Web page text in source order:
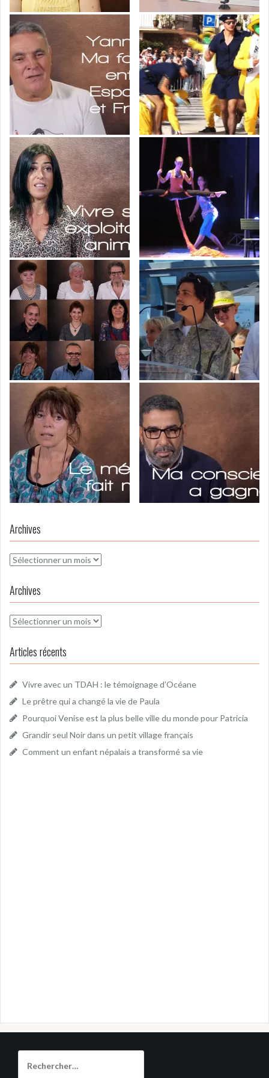
Archives
Archives
Archives
Archives
Articles récents
Vivre avec un TDAH : le témoignage d’Océane
Le prêtre qui a changé la vie de Paula
Pourquoi Venise est la plus belle ville du monde pour Patricia
Grandir seul Noir dans un petit village français
Comment un enfant népalais a transformé sa vie